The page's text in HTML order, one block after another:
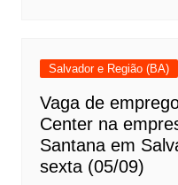
Salvador e Região (BA)
Vaga de
Center na
Santana em
sexta (05/09)